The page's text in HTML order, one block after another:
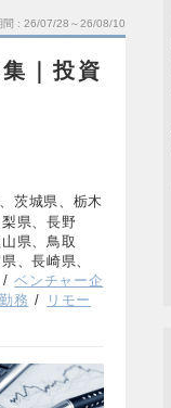
間 26/07/28～26/08/10
｜投資
茨城県、栃木
県、長野
県、鳥取
、長崎県、
ベンチャー企
務
リモー